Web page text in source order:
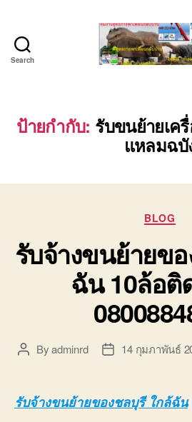
Search
เครื่อ
ระยอ
ชลบุรี
เซียน
จำกัด)
บริการ
รถยก
รถ
รับจ้า
ใน
เขต
บ่อ
ติดต่อ
ป้ายกำกับ: รับขนย้ายเค
แหลมฉบั
BLOG
รับจ้างขนย้ายข
ฉัน 10ล้อติ
PostByadminrd
Post14 กุมภาพันธ์
รับจ้างขนย้ายของชลบุรี ใกล้ฉัน